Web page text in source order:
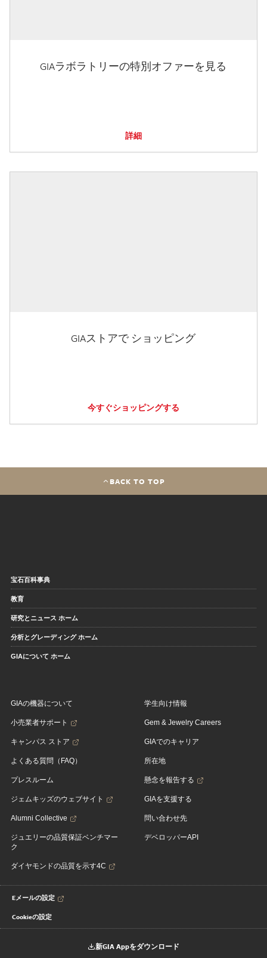
GIAラボラトリーの特別オファーを見る
詳細
GIAストアで ショッピング
今すぐショッピングする
BACK TO TOP
宝石百科事典
教育
研究とニュース ホーム
分析とグレーディング ホーム
GIAについて ホーム
GIAの機器について
小売業者サポート
キャンパス ストア
よくある質問（FAQ）
プレスルーム
ジェムキッズのウェブサイト
Alumni Collective
ジュエリーの品質保証ベンチマー
ク
ダイヤモンドの品質を示す4C
学生向け情報
Gem & Jewelry Careers
GIAでのキャリア
所在地
懸念を報告する
GIAを支援する
問い合わせ先
デベロッパーAPI
Eメールの設定
Cookieの設定
新GIA Appをダウンロード